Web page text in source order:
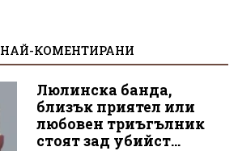
НАЙ-КОМЕНТИРАНИ
Люлинска банда,
близък приятел или
любовен триъгълник
стоят зад убийст...